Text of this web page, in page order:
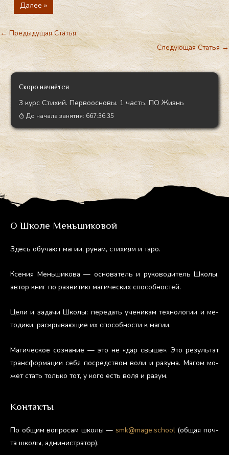
Далее »
←Предыдущая Статья
Следующая Статья→
Скоро начнётся
3 курс Стихий. Первоосновы. 1 часть. ПО Жизнь
До начала занятия: 667:36:34
О Школе Меньшиковой
Здесь обу­ча­ют ма­гии, ру­нам, сти­хи­ям и та­ро.
Ксе­ния Мень­ши­кова — ос­но­ватель и ру­ково­дитель Шко­лы,
ав­тор книг по раз­ви­тию ма­гичес­ких спо­соб­ностей.
Це­ли и за­дачи Шко­лы: пе­редать уче­никам тех­но­логии и ме­
тоди­ки, рас­кры­ва­ющие их спо­соб­ности к ма­гии.
Ма­гичес­кое соз­на­ние — это не «дар свы­ше». Это ре­зуль­тат
тран­сфор­ма­ции се­бя пос­редс­твом во­ли и ра­зума. Ма­гом мо­
жет стать толь­ко тот, у ко­го есть во­ля и ра­зум.
Контакты
По об­щим воп­ро­сам шко­лы — smk@mage.school(об­щая поч­
та шко­лы, ад­ми­нис­тра­тор).